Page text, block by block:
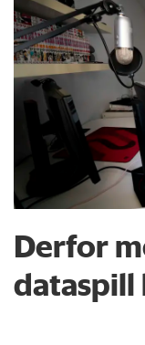
Derfor